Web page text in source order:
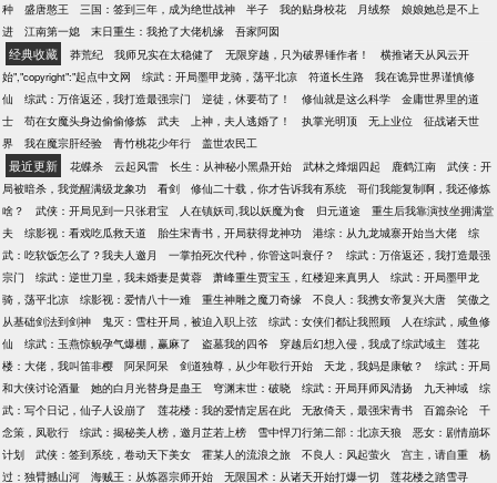
种
盛唐憨王 三国：签到三年，成为绝世战神 半子 我的贴身校花 月绒祭
娘娘她总是不上
进
江南第一媳 末日重生：我抢了大佬机缘 吾家阿囡
经典收藏 莽荒纪 我师兄实在太稳健了 无限穿越，只为破界锤作者！
横推诸天从风云开
始","copyright":"起点中文网
综武：开局墨甲龙骑，荡平北凉 符道长生路
我在诡异世界谨慎修
仙
综武：万倍返还，我打造最强宗门 逆徒，休要苟了！ 修仙就是这么科学
金庸世界里的道
士
苟在女魔头身边偷偷修炼 武夫 上神，夫人逃婚了！ 执掌光明顶 无上业位
征战诸天世
界
我在魔宗肝经验 青竹桃花少年行 盖世农民工
最近更新 花蝶杀 云起风雷 长生：从神秘小黑鼎开始 武林之烽烟四起 鹿鹤江南
武侠：开
局被暗杀，我觉醒满级龙象功
看剑 修仙二十载，你才告诉我有系统
哥们我能复制啊，我还修炼
啥？
武侠：开局见到一只张君宝 人在镇妖司,我以妖魔为食 归元道途
重生后我靠演技坐拥满堂
夫
综影视：看戏吃瓜救天道 胎生宋青书，开局获得龙神功 港综：从九龙城寨开始当大佬
综
武：吃软饭怎么了？我夫人邀月
一掌拍死次代种，你管这叫衰仔？
综武：万倍返还，我打造最强
宗门
综武：逆世刀皇，我未婚妻是黄蓉 萧峰重生贾宝玉，红楼迎来真男人
综武：开局墨甲龙
骑，荡平北凉
综影视：爱情八十一难 重生神雕之魔刀奇缘 不良人：我携女帝复兴大唐
笑傲之
从基础剑法到剑神
鬼灭：雪柱开局，被迫入职上弦 综武：女侠们都让我照顾
人在综武，咸鱼修
仙
综武：玉燕惊鲵孕气爆棚，赢麻了 盗墓我的四爷 穿越后幻想入侵，我成了综武域主
莲花
楼：大佬，我叫笛非樱
阿呆阿呆 剑道独尊，从少年歌行开始 天龙，我妈是康敏？
综武：开局
和大侠讨论酒量
她的白月光替身是蛊王 穹渊末世：破晓 综武：开局拜师风清扬 九天神域
综
武：写个日记，仙子人设崩了
莲花楼：我的爱情定居在此 无敌倚天，最强宋青书 百篇杂论
千
念策，凤歌行
综武：揭秘美人榜，邀月芷若上榜 雪中悍刀行第二部：北凉天狼
恶女：剧情崩坏
计划
武侠：签到系统，卷动天下美女 霍某人的流浪之旅 不良人：风起萤火 宫主，请自重
杨
过：独臂撼山河
海贼王：从炼器宗师开始 无限国术：从诸天开始打爆一切 莲花楼之踏雪寻